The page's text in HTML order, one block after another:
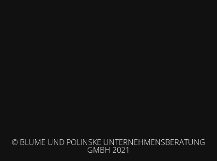
© BLUME UND POLINSKE UNTERNEHMENSBERATUNG
GMBH 2021